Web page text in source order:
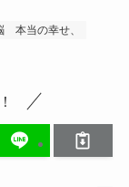
本当の幸せ、